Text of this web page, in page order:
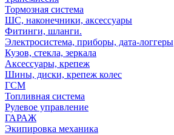
Тормозная система
ШС, наконечники, аксессуары
Фитинги, шланги.
Электросистема, приборы, дата-логгеры
Кузов, стекла, зеркала
Аксессуары, крепеж
Шины, диски, крепеж колес
ГСМ
Топливная система
Рулевое управление
ГАРАЖ
Экипировка механика